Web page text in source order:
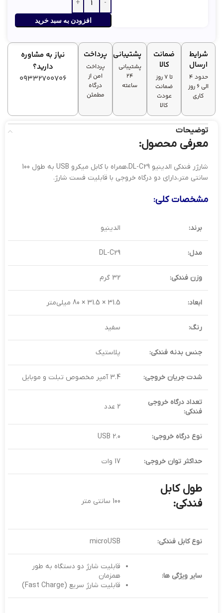
همراه:
سانتی
متر
افزودن به سبد خرید
شرایط
ارسال
حدود 4
الی 6 روز
کاری
ضمانت
کالا
تا ۷ روز
ضمانت
عودت
کالا
پشتیبانی
پشتیبانی
۲۴
ساعته
پرداخت
پرداخت
امن از
درگاه
مطمئن
نیاز به مشاوره
دارید؟
09332700706
توضیحات
معرفی محصول:
شارژر فندکی الدینیو DL-C29،همراه با کابل میکرو USB به طول 100
سانتی متر،دارای دو درگاه خروجی با قابلیت فست شارژ.
مشخصات کلی:
برند: الدینیو
مدل: DL-C29
وزن فندکی: 32 گرم
ابعاد: 31.5 × 31.5 × 80 میلی‌متر
رنگ: سفید
جنس بدنه فندکی: پلاستیک
شدت جریان خروجی: 3.4 آمپر مخصوص تبلت و موبایل
تعداد درگاه خروجی
فندکی:
2 عدد
نوع درگاه خروجی: USB 2.0
حداکثر توان خروجی: 17 وات
طول کابل
فندکی:
100 سانتی متر
نوع کابل فندکی: microUSB
سایر ویژگی ها:
قابلیت شارژ دو دستگاه به طور
همزمان
قابلیت شارژ سریع (Fast Charge)